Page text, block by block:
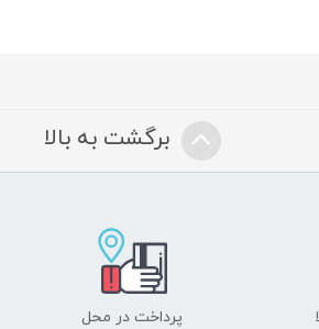
برگشت به بالا
پرداخت در محل